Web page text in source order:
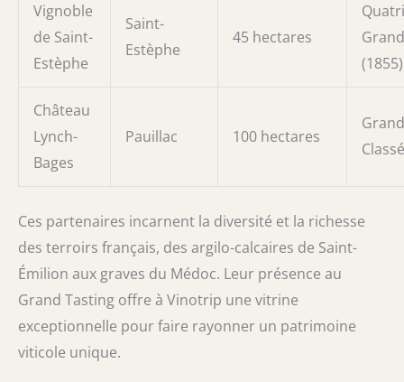
Vignoble
de Saint-
Estèphe
Saint-
Estèphe
45 hectares
(1855)
Château
Lynch-
Bages
Pauillac 100 hectares
Classé
Ces partenaires incarnent la diversité et la richesse
des terroirs français, des argilo-calcaires de Saint-
Émilion aux graves du Médoc. Leur présence au
Grand Tasting offre à Vinotrip une vitrine
exceptionnelle pour faire rayonner un patrimoine
viticole unique.